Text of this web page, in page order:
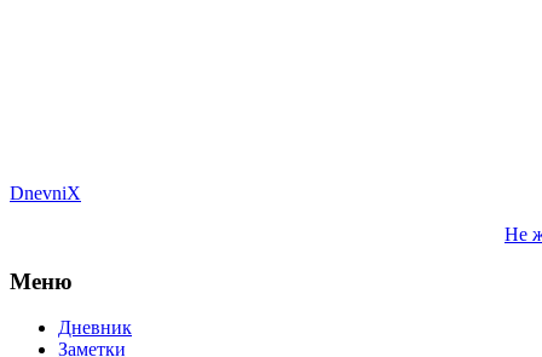
DnevniX
Не
Меню
Дневник
Заметки